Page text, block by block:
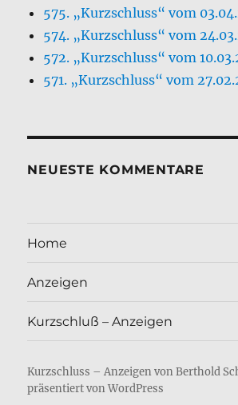
575. „Kurzschluss“ vom
574. „Kurzschluss“ vom
572. „Kurzschluss“ vom
571. „Kurzschluss“ vom
NEUESTE KOMMENTARE
Home
Anzeigen
Kurzschluß – Anzeigen
Kurzschluss – Anzeigen von Berthold
präsentiert von WordPress